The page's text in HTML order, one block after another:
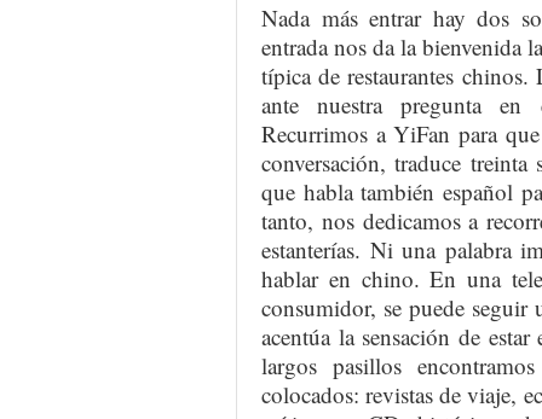
Nada más entrar hay dos
entrada nos da la bienvenida
típica de restaurantes
ante nuestra pregunta en
Recurrimos a YiFan para
conversación, traduce
que habla también español
tanto, nos dedicamos a
estanterías. Ni una palabra
hablar en chino. En una
consumidor, se puede seguir
acentúa la sensación de
largos pasillos
colocados: revistas de viaje,